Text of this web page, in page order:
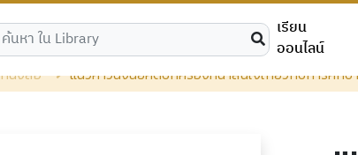
เรียน
ออนไลน์
หนังสือ แนวคำวินิจฉัยคดีปกครองที่น่าสนใจเกี่ยวกับการศึกษา